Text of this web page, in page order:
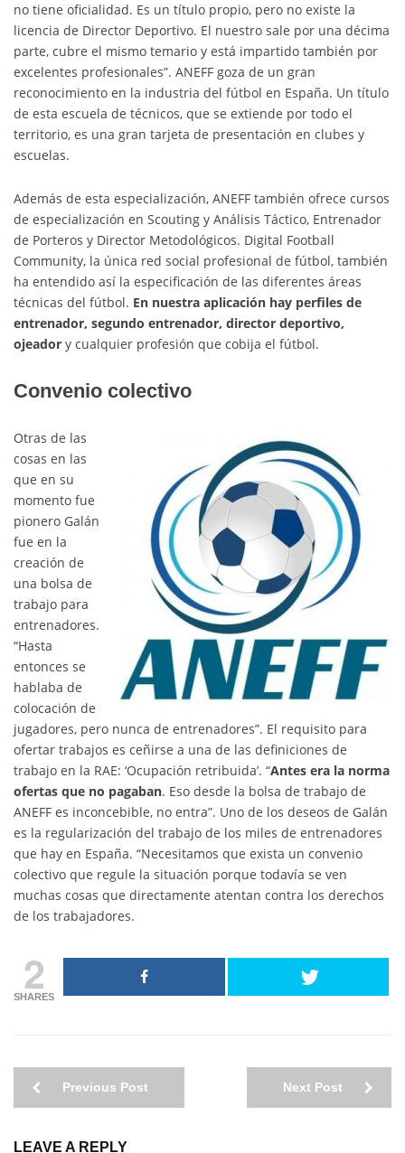
no tiene oficialidad. Es un título propio, pero no existe la
licencia de Director Deportivo. El nuestro sale por una décima
parte, cubre el mismo temario y está impartido también por
excelentes profesionales”. ANEFF goza de un gran
reconocimiento en la industria del fútbol en España. Un título
de esta escuela de técnicos, que se extiende por todo el
territorio, es una gran tarjeta de presentación en clubes y
escuelas.
Además de esta especialización, ANEFF también ofrece cursos
de especialización en Scouting y Análisis Táctico, Entrenador
de Porteros y Director Metodológicos. Digital Football
Community, la única red social profesional de fútbol, también
ha entendido así la especificación de las diferentes áreas
técnicas del fútbol. En nuestra aplicación hay perfiles de
entrenador, segundo entrenador, director deportivo,
ojeador y cualquier profesión que cobija el fútbol.
Convenio colectivo
Otras de las
cosas en las
que en su
momento fue
pionero Galán
fue en la
creación de
una bolsa de
trabajo para
entrenadores.
“Hasta
entonces se
hablaba de
colocación de
jugadores, pero nunca de entrenadores”. El requisito para
ofertar trabajos es ceñirse a una de las definiciones de
trabajo en la RAE: ‘Ocupación retribuida’. “Antes era la norma
ofertas que no pagaban. Eso desde la bolsa de trabajo de
ANEFF es inconcebible, no entra”. Uno de los deseos de Galán
es la regularización del trabajo de los miles de entrenadores
que hay en España. “Necesitamos que exista un convenio
colectivo que regule la situación porque todavía se ven
muchas cosas que directamente atentan contra los derechos
de los trabajadores.
2
SHARES
Previous Post Next Post
LEAVE A REPLY